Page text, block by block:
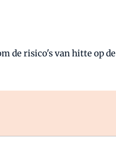
de risico's van hitte op de